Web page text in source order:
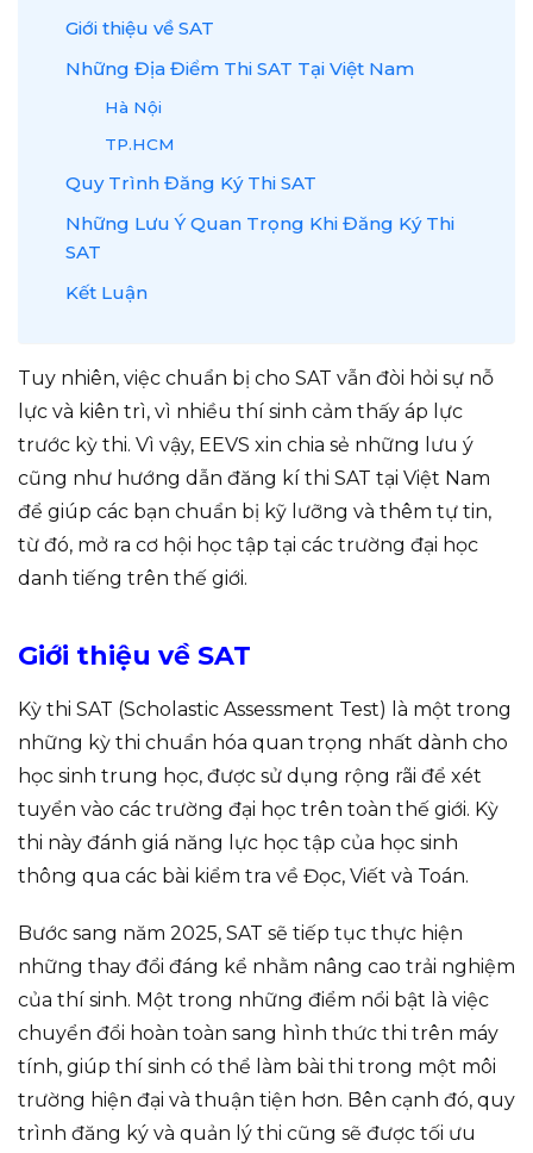
Giới thiệu về SAT
Những Địa Điểm Thi SAT Tại Việt Nam
Hà Nội
TP.HCM
Quy Trình Đăng Ký Thi SAT
Những Lưu Ý Quan Trọng Khi Đăng Ký Thi
SAT
Kết Luận
Tuy nhiên, việc chuẩn bị cho SAT vẫn đòi hỏi sự nỗ
lực và kiên trì, vì nhiều thí sinh cảm thấy áp lực
trước kỳ thi. Vì vậy, EEVS xin chia sẻ những lưu ý
cũng như hướng dẫn đăng kí thi SAT tại Việt Nam
để giúp các bạn chuẩn bị kỹ lưỡng và thêm tự tin,
từ đó, mở ra cơ hội học tập tại các trường đại học
danh tiếng trên thế giới.
Giới thiệu về SAT
Kỳ thi SAT (Scholastic Assessment Test) là một trong
những kỳ thi chuẩn hóa quan trọng nhất dành cho
học sinh trung học, được sử dụng rộng rãi để xét
tuyển vào các trường đại học trên toàn thế giới. Kỳ
thi này đánh giá năng lực học tập của học sinh
thông qua các bài kiểm tra về Đọc, Viết và Toán.
Bước sang năm 2025, SAT sẽ tiếp tục thực hiện
những thay đổi đáng kể nhằm nâng cao trải nghiệm
của thí sinh. Một trong những điểm nổi bật là việc
chuyển đổi hoàn toàn sang hình thức thi trên máy
tính, giúp thí sinh có thể làm bài thi trong một môi
trường hiện đại và thuận tiện hơn. Bên cạnh đó, quy
trình đăng ký và quản lý thi cũng sẽ được tối ưu